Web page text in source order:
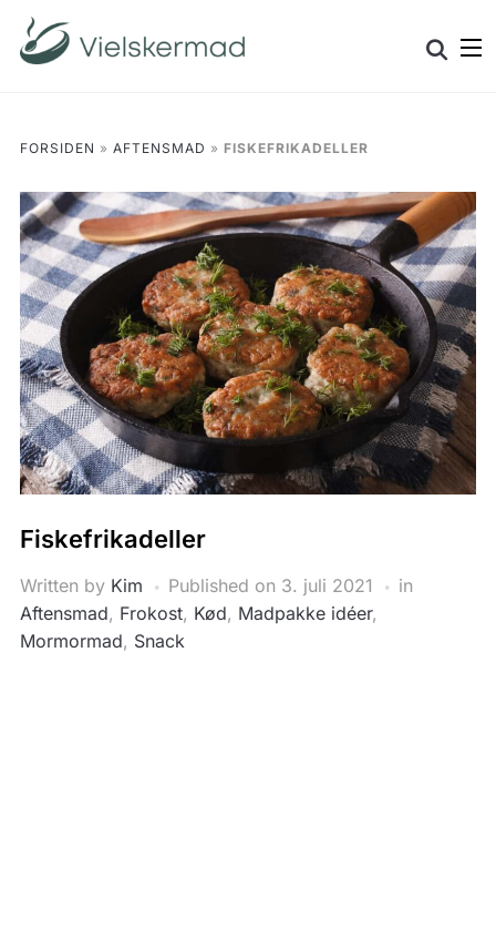
Skip
content
Search
for:
FORSIDEN » AFTENSMAD » FISKEFRIKADELLER
Fiskefrikadeller
Written by Kim Published on 3. juli 2021
in
Aftensmad, Frokost, Kød, Madpakke idéer,
Mormormad, Snack